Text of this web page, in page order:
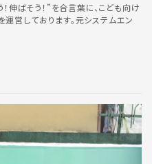
伸ばそう！”を合言葉に、こども向け
営しております。元システムエン